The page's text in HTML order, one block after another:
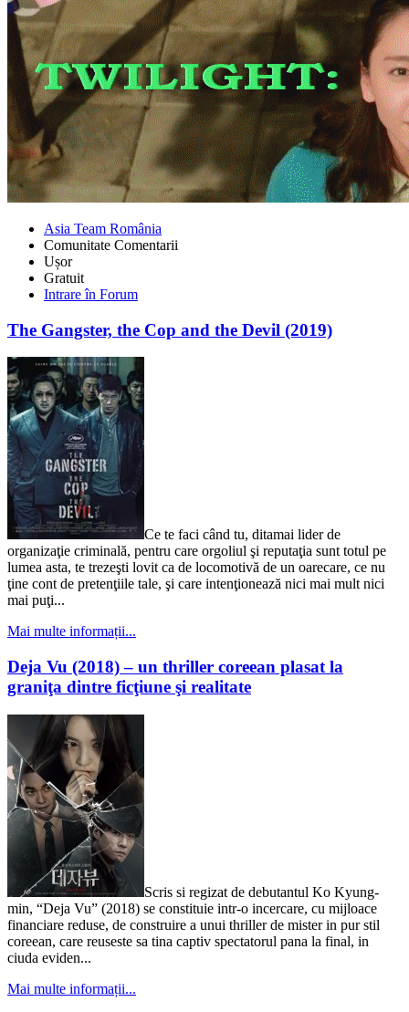
Asia Team România
Comunitate Comentarii
Ușor
Gratuit
Intrare în Forum
The Gangster, the Cop and the Devil (2019)
Ce te faci când tu, ditamai lider de
organizaţie criminală, pentru care orgoliul şi reputaţia sunt totul pe
lumea asta, te trezeşti lovit ca de locomotivă de un oarecare, ce nu
ţine cont de pretenţiile tale, şi care intenţionează nici mai mult nici
mai puţi...
Mai multe informații...
Deja Vu (2018) – un thriller coreean plasat la
graniţa dintre ficţiune şi realitate
Scris si regizat de debutantul Ko Kyung-
min, “Deja Vu” (2018) se constituie intr-o incercare, cu mijloace
financiare reduse, de construire a unui thriller de mister in pur stil
coreean, care reuseste sa tina captiv spectatorul pana la final, in
ciuda eviden...
Mai multe informații...